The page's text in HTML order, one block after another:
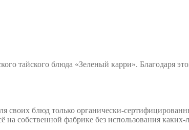
тайского блюда «Зеленый карри». Благодаря
своих блюд только органически-
на собственной фабрике без использования каких-